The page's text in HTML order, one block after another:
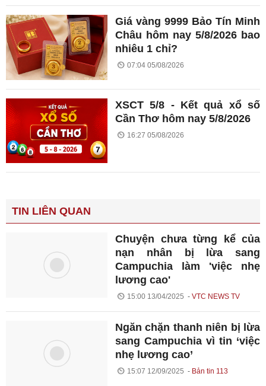
Giá vàng 9999 Bảo Tín Minh
Châu hôm nay 5/8/2026 bao
nhiêu 1 chỉ?
07:04 05/08/2026
XSCT 5/8 - Kết quả xổ số
Cần Thơ hôm nay 5/8/2026
16:27 05/08/2026
TIN LIÊN QUAN
Chuyện chưa từng kể của
nạn nhân bị lừa sang
Campuchia làm 'việc nhẹ
lương cao'
15:00 13/04/2025 VTC NEWS TV
Ngăn chặn thanh niên bị lừa
sang Campuchia vì tin ‘việc
nhẹ lương cao’
15:07 12/09/2025 Bản tin 113